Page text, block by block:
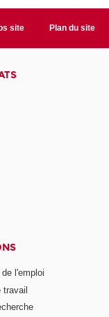
site Plan du site
l'emploi
travail